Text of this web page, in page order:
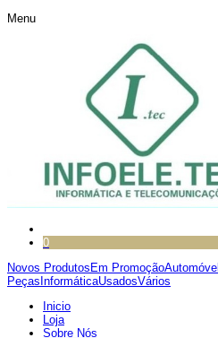
Menu
0
Novos Produtos Em PromoçãoAutomóvel
Peças InformáticaUsadosVários
Inicio
Loja
Sobre Nós